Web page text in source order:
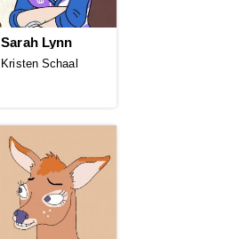
Sarah Lynn
Kristen Schaal